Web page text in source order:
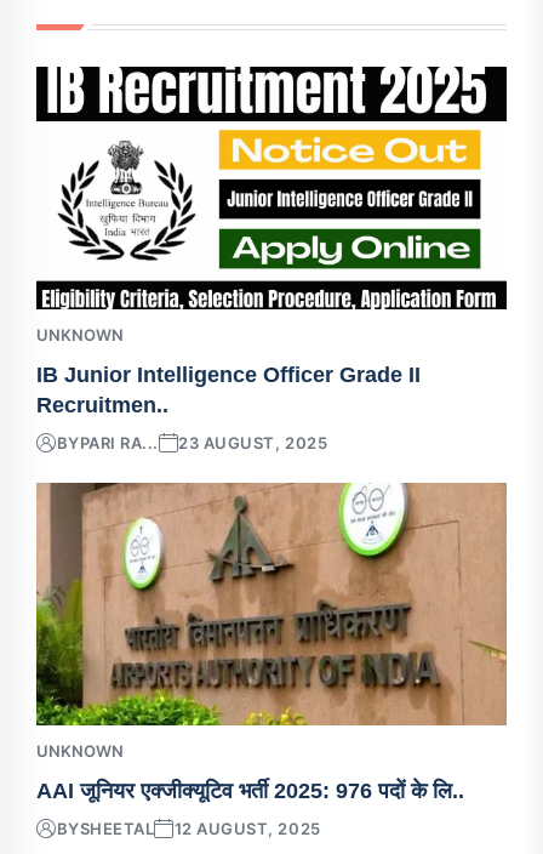
UNKNOWN
IB Junior Intelligence Officer Grade II
Recruitmen..
BYPARI RA... 23 AUGUST, 2025
UNKNOWN
AAI जूनियर एक्जीक्यूटिव भर्ती 2025: 976 पदों के लि..
BYSHEETAL 12 AUGUST, 2025